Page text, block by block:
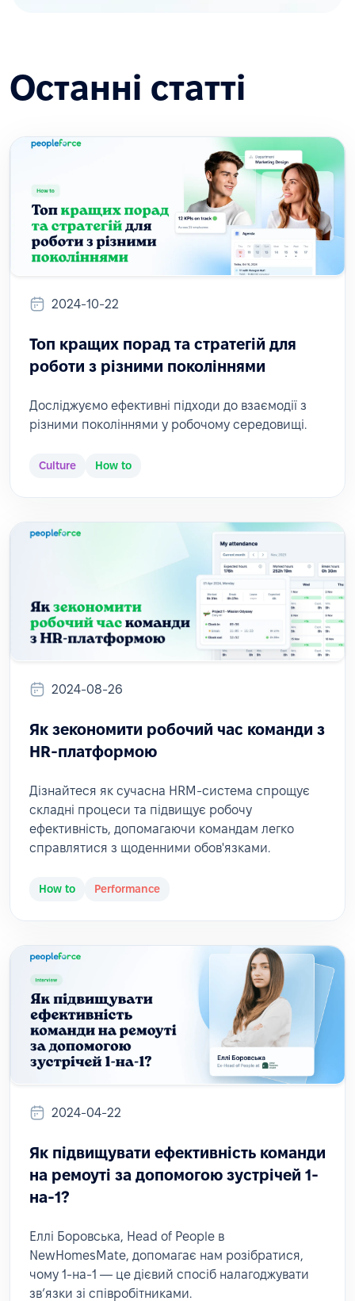
Останні статті
2024-10-22
Топ кращих порад та стратегій для
роботи з різними поколіннями
Досліджуємо ефективні підходи до взаємодії з
різними поколіннями у робочому середовищі.
Culture How to
2024-08-26
Як зекономити робочий час команди з
HR-платформою
Дізнайтеся як сучасна HRM-система спрощує
складні процеси та підвищує робочу
ефективність, допомагаючи командам легко
справлятися з щоденними обов'язками.
How to Performance
2024-04-22
Як підвищувати ефективність команди
на ремоуті за допомогою зустрічей 1-
на-1?
Еллі Боровська, Head of People в
NewHomesMate, допомагає нам розібратися,
чому 1-на-1 — це дієвий спосіб налагоджувати
звʼязки зі співробітниками.